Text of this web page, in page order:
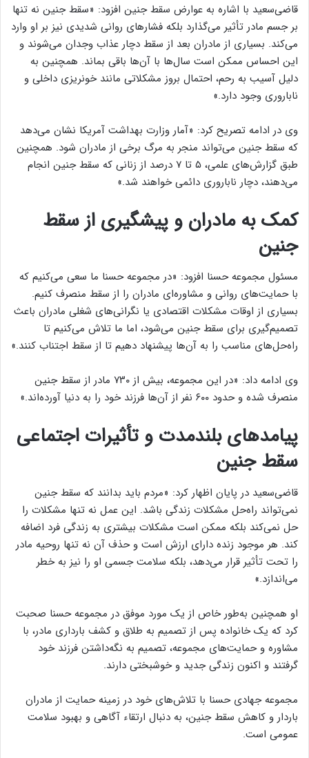
قاضی‌سعید با اشاره به عوارض سقط جنین افزود: «سقط جنین نه تنها
بر جسم مادر تأثیر می‌گذارد بلکه فشارهای روانی شدیدی نیز بر او وارد
می‌کند. بسیاری از مادران بعد از سقط دچار عذاب وجدان می‌شوند و
این احساس ممکن است سال‌ها با آن‌ها باقی بماند. همچنین به
دلیل آسیب به رحم، احتمال بروز مشکلاتی مانند خونریزی داخلی و
ناباروری وجود دارد.»
وی در ادامه تصریح کرد: «آمار وزارت بهداشت آمریکا نشان می‌دهد
که سقط جنین می‌تواند منجر به مرگ برخی از مادران شود. همچنین
طبق گزارش‌های علمی، ۵ تا ۷ درصد از زنانی که سقط جنین انجام
می‌دهند، دچار ناباروری دائمی خواهند شد.»
کمک به مادران و پیشگیری از سقط
جنین
مسئول مجموعه حسنا افزود: «در مجموعه حسنا ما سعی می‌کنیم که
با حمایت‌های روانی و مشاوره‌ای مادران را از سقط منصرف کنیم.
بسیاری از اوقات مشکلات اقتصادی یا نگرانی‌های شغلی مادران باعث
تصمیم‌گیری برای سقط جنین می‌شود، اما ما تلاش می‌کنیم تا
راه‌حل‌های مناسب را به آن‌ها پیشنهاد دهیم تا از سقط اجتناب کنند.»
وی ادامه داد: «در این مجموعه، بیش از ۷۳۰ مادر از سقط جنین
منصرف شده و حدود ۶۰۰ نفر از آن‌ها فرزند خود را به دنیا آورده‌اند.»
پیامدهای بلندمدت و تأثیرات اجتماعی
سقط جنین
قاضی‌سعید در پایان اظهار کرد: «مردم باید بدانند که سقط جنین
نمی‌تواند راه‌حل مشکلات زندگی باشد. این عمل نه تنها مشکلات را
حل نمی‌کند بلکه ممکن است مشکلات بیشتری به زندگی فرد اضافه
کند. هر موجود زنده دارای ارزش است و حذف آن نه تنها روحیه مادر
را تحت تأثیر قرار می‌دهد، بلکه سلامت جسمی او را نیز به خطر
می‌اندازد.»
او همچنین به‌طور خاص از یک مورد موفق در مجموعه حسنا صحبت
کرد که یک خانواده پس از تصمیم به طلاق و کشف بارداری مادر، با
مشاوره و حمایت‌های مجموعه، تصمیم به نگه‌داشتن فرزند خود
گرفتند و اکنون زندگی‌ جدید و خوشبختی دارند.
مجموعه جهادی حسنا با تلاش‌های خود در زمینه حمایت از مادران
باردار و کاهش سقط جنین، به دنبال ارتقاء آگاهی و بهبود سلامت
عمومی است.